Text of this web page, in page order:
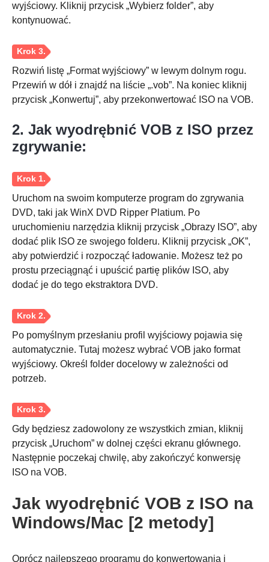
Krok 1.
Krok 2.
wyjściowy. Kliknij przycisk „Wybierz folder”, aby
kontynuować.
Krok 3.
Rozwiń listę „Format wyjściowy” w lewym dolnym rogu.
Przewiń w dół i znajdź na liście „.vob”. Na koniec kliknij
przycisk „Konwertuj”, aby przekonwertować ISO na VOB.
2. Jak wyodrębnić VOB z ISO przez
zgrywanie:
Uruchom na swoim komputerze program do zgrywania
DVD, taki jak WinX DVD Ripper Platium. Po
uruchomieniu narzędzia kliknij przycisk „Obrazy ISO”, aby
dodać plik ISO ze swojego folderu. Kliknij przycisk „OK”,
aby potwierdzić i rozpocząć ładowanie. Możesz też po
prostu przeciągnąć i upuścić partię plików ISO, aby
dodać je do tego ekstraktora DVD.
Krok 2.
Po pomyślnym przesłaniu profil wyjściowy pojawia się
automatycznie. Tutaj możesz wybrać VOB jako format
wyjściowy. Określ folder docelowy w zależności od
potrzeb.
Gdy będziesz zadowolony ze wszystkich zmian, kliknij
przycisk „Uruchom” w dolnej części ekranu głównego.
Następnie poczekaj chwilę, aby zakończyć konwersję
ISO na VOB.
Jak wyodrębnić VOB z ISO na
Windows/Mac [2 metody]
Oprócz najlepszego programu do konwertowania i